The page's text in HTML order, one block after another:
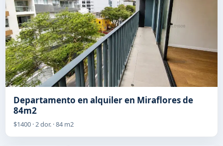
Departamento en alquiler en Miraflores de
84m2
$1400 · 2 dor. · 84 m2